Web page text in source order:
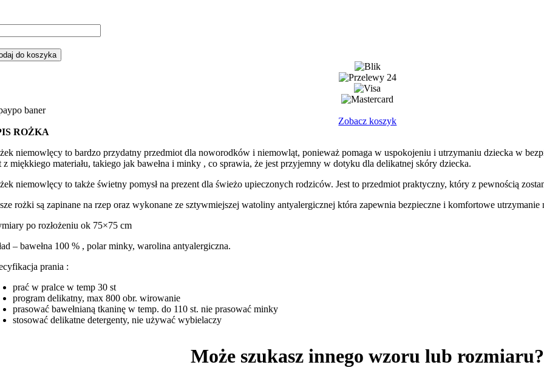
do koszyka
Zobacz koszyk
ROŻKA
niemowlęcy to bardzo przydatny przedmiot dla noworodków i niemowląt, ponieważ pomaga w uspokojeniu i utrzymaniu dziecka w
z miękkiego materiału, takiego jak bawełna i minky , co sprawia, że jest przyjemny w dotyku dla delikatnej skóry dziecka.
niemowlęcy to także świetny pomysł na prezent dla świeżo upieczonych rodziców. Jest to przedmiot praktyczny, który z pewnością
rożki są zapinane na rzep oraz wykonane ze sztywmiejszej watoliny antyalergicznej która zapewnia bezpieczne i komfortowe utrzymanie
po rozłożeniu ok 75×75 cm
– bawełna 100 % , polar minky, warolina antyalergiczna.
prania :
prać w pralce w temp 30 st
program delikatny, max 800 obr. wirowanie
prasować bawełnianą tkaninę w temp. do 110 st. nie prasować minky
stosować delikatne detergenty, nie używać wybielaczy
Może szukasz innego wzoru lub rozmiaru?